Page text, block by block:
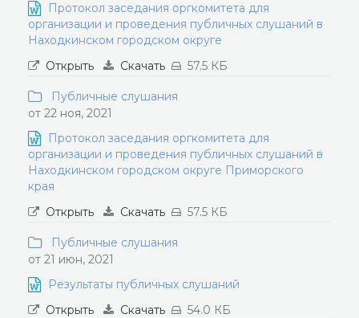
Протокол заседания оргкомитета для
организации и проведения публичных слушаний в
Находкинском городском округе
Открыть
Скачать 57.5 КБ
Публичные слушания
от 22 ноя, 2021
Протокол заседания оргкомитета для
организации и проведения публичных слушаний в
Находкинском городском округе Приморского
края
Открыть
Скачать 57.5 КБ
Публичные слушания
от 21 июн, 2021
Результаты публичных слушаний
Открыть
Скачать 54.0 КБ